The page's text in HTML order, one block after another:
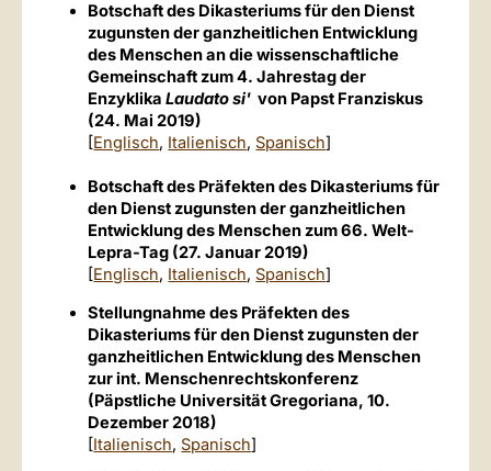
Botschaft des Dikasteriums für den Dienst
zugunsten der ganzheitlichen Entwicklung
des Menschen an die wissenschaftliche
Gemeinschaft zum 4. Jahrestag der
EnzyklikaLaudato si' von Papst Franziskus
(24. Mai 2019)
[Englisch, Italienisch, Spanisch]
Botschaft des Präfekten des Dikasteriums für
den Dienst zugunsten der ganzheitlichen
Entwicklung des Menschen zum 66. Welt-
Lepra-Tag (27. Januar 2019)
[Englisch, Italienisch, Spanisch]
Stellungnahme des Präfekten des
Dikasteriums für den Dienst zugunsten der
ganzheitlichen Entwicklung des Menschen
zur int. Menschenrechtskonferenz
(Päpstliche Universität Gregoriana, 10.
Dezember 2018)
[Italienisch, Spanisch]